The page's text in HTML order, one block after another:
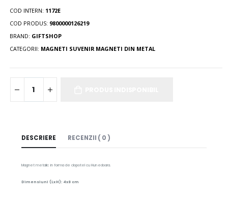
COD INTERN: 1172E
COD PRODUS: 9800000126219
BRAND: GIFTSHOP
CATEGORII: MAGNETI SUVENIR MAGNETI DIN METAL
DESCRIERE RECENZII ( 0 )
Magnet metalic in forma de clopotel cu Hunedoara.
Dimensiuni (LxH): 4x8 cm